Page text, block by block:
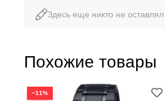
Здесь еще никто не
Похожие товары
−11%